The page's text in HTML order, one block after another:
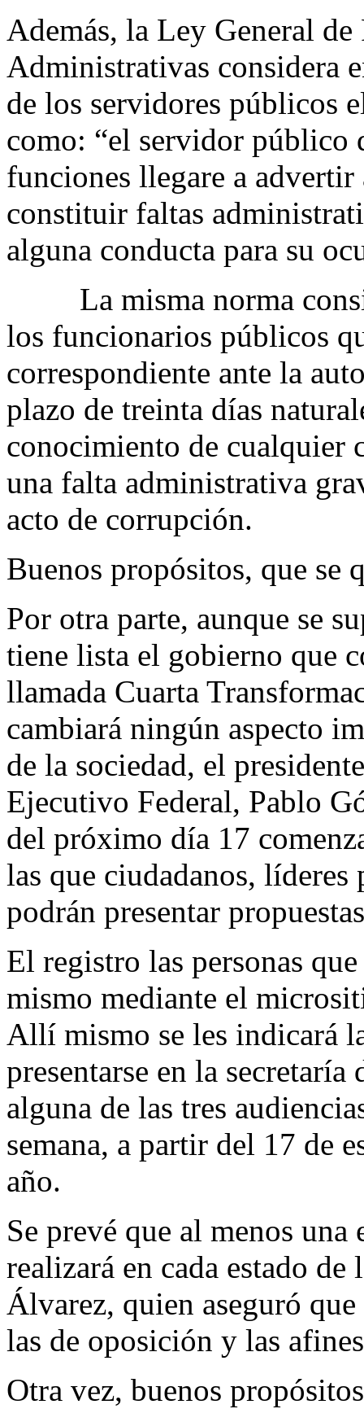
Además, la Ley General de
Administrativas considera
de los servidores públicos
como: “el servidor público
funciones llegare a
constituir faltas
alguna conducta para su
La misma norma
los funcionarios públicos
correspondiente ante la
plazo de treinta días
conocimiento de cualquier
una falta administrativa
acto de corrupción.
Buenos propósitos, que se
Por otra parte, aunque se
tiene lista el gobierno que
llamada Cuarta
cambiará ningún aspecto
de la sociedad, el
Ejecutivo Federal, Pablo
del próximo día 17
las que ciudadanos,
podrán presentar
El registro las personas
mismo mediante el
Allí mismo se les indicará
presentarse en la
alguna de las tres
semana, a partir del 17 de
año.
Se prevé que al menos una
realizará en cada estado
Álvarez, quien aseguró que
las de oposición y las
Otra vez, buenos